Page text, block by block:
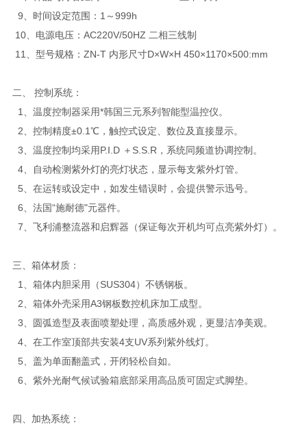
9、时间设定范围：1～999h
10、电源电压：AC220V/50HZ 二相三线制
11、型号规格：ZN-T 内形尺寸D×W×H 450×1170×500:mm
二、 控制系统：
1、温度控制器采用*韩国三元系列智能型温控仪。
2、控制精度±0.1℃，触控式设定、数位及直接显示。
3、温度控制均采用P.I.D ＋S.S.R，系统同频道协调控制。
4、自动检测紫外灯的亮灯状态，显示每支紫外灯管。
5、在运转或设定中，如发生错误时，会提供警示迅号。
6、法国“施耐德"元器件。
7、飞利浦整流器和启辉器（保证每次开机均可点亮紫外灯）。
三、箱体材质：
1、箱体内胆采用（SUS304）不锈钢板。
2、箱体外壳采用A3钢板数控机床加工成型。
3、圆弧造型及表面喷塑处理，高质感外观，更显洁净美观。
4、在工作室顶部共安装4支UV系列紫外线灯。
5、盖为单面翻盖式，开闭轻松自如。
6、紫外光耐气候试验箱底部采用高品质可固定式脚垫。
四、加热系统：